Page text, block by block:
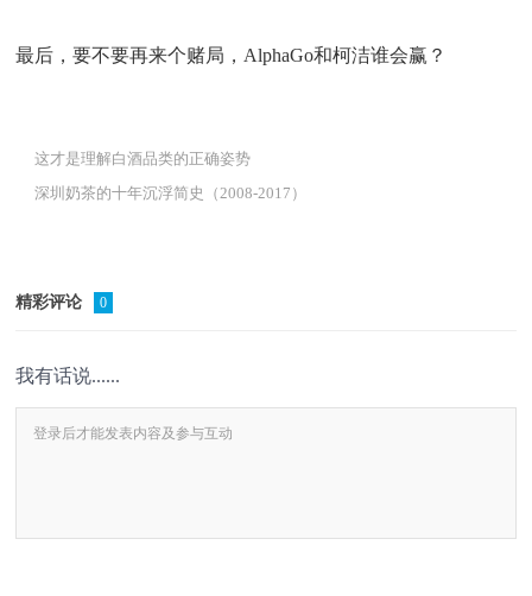
最后，要不要再来个赌局，AlphaGo和柯洁谁会赢？
这才是理解白酒品类的正确姿势
深圳奶茶的十年沉浮简史（2008-2017）
精彩评论 0
我有话说......